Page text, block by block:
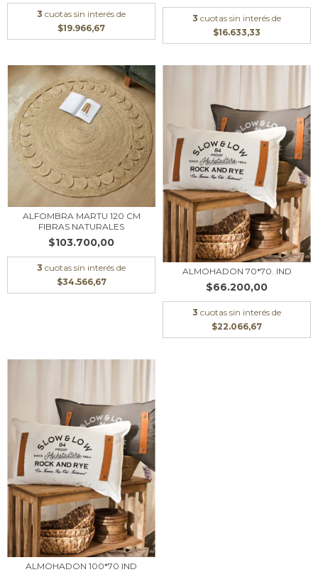
3 cuotas sin interés de
$19.966,67
3 cuotas sin interés de
$16.633,33
ALFOMBRA MARTU 120 CM
FIBRAS NATURALES
$103.700,00
3 cuotas sin interés de
$34.566,67
ALMOHADON 70*70. IND
$66.200,00
3 cuotas sin interés de
$22.066,67
ALMOHADON 100*70 IND